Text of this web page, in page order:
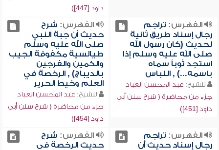
داود [447])
الفهرس: تراجم
رجال إسناد طريق ثانية
لحديث (كان رسول الله
صلى الله عليه وسلم إذا
استجد ثوباً سماه
باسمه...) , اللباس
للشيخ: عبد المحسن العباد
جزء من محاضرة ( شرح سنن أبي
داود [451])
الفهرس: شرح
حديث أن جبة النبي
صلى الله عليه وسلم
طيالسية مكفوفة الجيب
والكمين والفرجين
بالديباج) , الرخصة في
العلم وخيط الحرير
للشيخ: عبد المحسن العباد
جزء من محاضرة ( شرح سنن أبي
داود [454])
الفهرس: تراجم
رجال إسناد حديث أن
الفهرس: شرح
حديث الرخصة في